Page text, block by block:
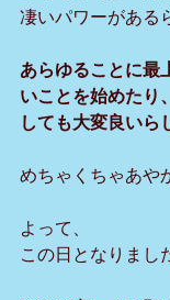
凄いパワーがある
あらゆることに最
いことを始めたり
しても大変良いら
めちゃくちゃあや
よって、
この日となりまし